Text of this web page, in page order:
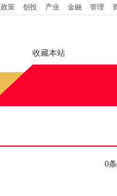
政策 创投 产业 金融 管理
收藏本站
0条